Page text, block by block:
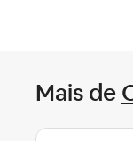
Mais de